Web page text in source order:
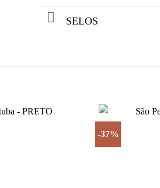
SELOS
-37%